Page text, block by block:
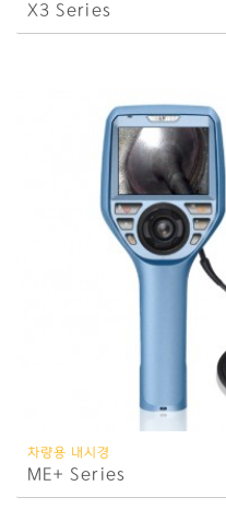
X3 Series
차량용 내시경
ME+ Series